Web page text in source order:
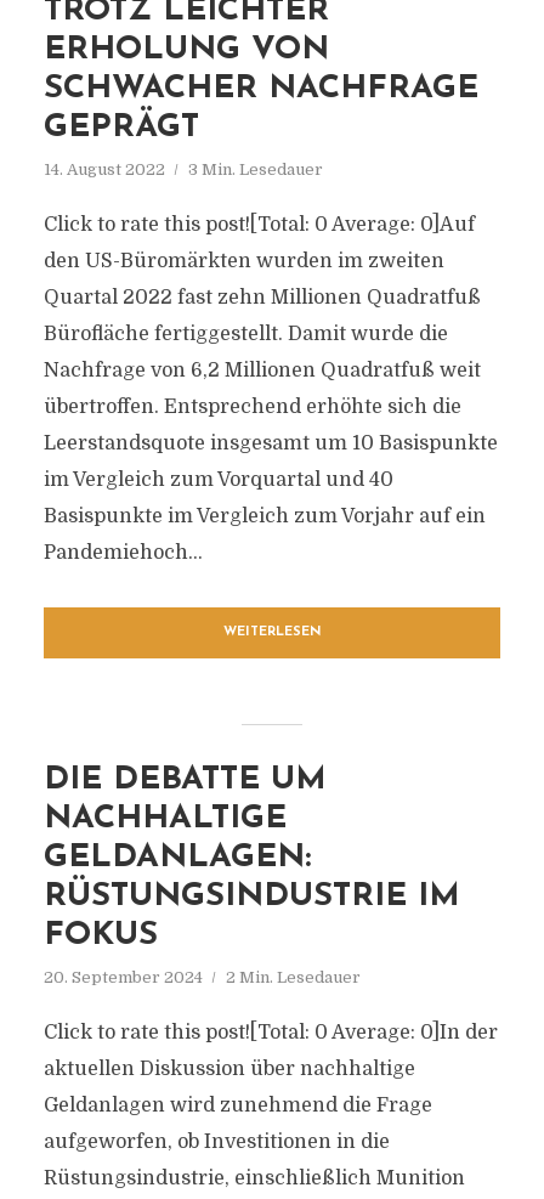
TROTZ LEICHTER
ERHOLUNG VON
SCHWACHER NACHFRAGE
GEPRÄGT
14. August 2022 3 Min. Lesedauer
Click to rate this post![Total: 0 Average: 0]Auf
den US-Büromärkten wurden im zweiten
Quartal 2022 fast zehn Millionen Quadratfuß
Bürofläche fertiggestellt. Damit wurde die
Nachfrage von 6,2 Millionen Quadratfuß weit
übertroffen. Entsprechend erhöhte sich die
Leerstandsquote insgesamt um 10 Basispunkte
im Vergleich zum Vorquartal und 40
Basispunkte im Vergleich zum Vorjahr auf ein
Pandemiehoch...
WEITERLESEN
DIE DEBATTE UM
NACHHALTIGE
GELDANLAGEN:
RÜSTUNGSINDUSTRIE IM
FOKUS
20. September 2024 2 Min. Lesedauer
Click to rate this post![Total: 0 Average: 0]In der
aktuellen Diskussion über nachhaltige
Geldanlagen wird zunehmend die Frage
aufgeworfen, ob Investitionen in die
Rüstungsindustrie, einschließlich Munition